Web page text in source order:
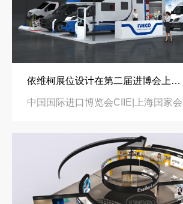
依维柯展位设计在第二届进博会上吸引万千瞩目